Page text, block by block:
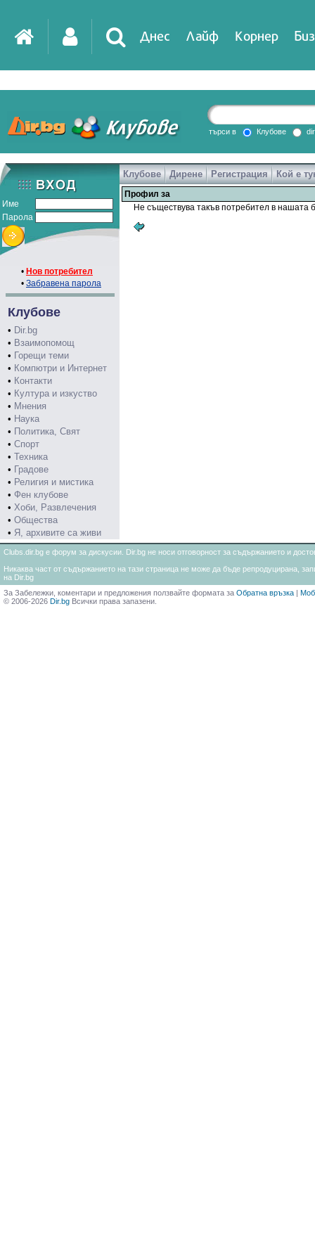
Днес Лайф Корнер
DirTV Impressio
Games
търси в Клубове
Име
Парола
• Нов потребител
• Забравена парола
Клубове
• Dir.bg
• Взаимопомощ
• Горещи теми
• Компютри и Интернет
• Контакти
• Култура и изкуство
• Мнения
• Наука
• Политика, Свят
• Спорт
• Техника
• Градове
• Религия и мистика
• Фен клубове
• Хоби, Развлечения
• Общества
• Я, архивите са живи
Клубове Дирене Регистрация Кой е
Профил за
Не съществува такъв потребител в нашата
Clubs.dir.bg е форум за дискусии. Dir.bg не носи отговорност за съдържанието и
Никаква част от съдържанието на тази страница не може да бъде репродуцирана,
на Dir.bg
За Забележки, коментари и предложения ползвайте формата за Обратна връзка |
© 2006-2026 Dir.bg Всички права запазени.